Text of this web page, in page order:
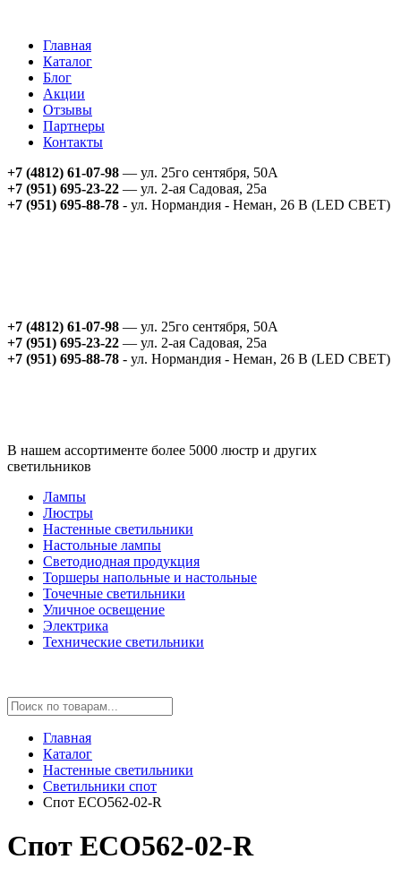
Главная
Каталог
Блог
Акции
Отзывы
Партнеры
Контакты
+7 (4812) 61-07-98 — ул. 25го сентября, 50А
+7 (951) 695-23-22 — ул. 2-ая Садовая, 25а
+7 (951) 695-88-78 - ул. Нормандия - Неман, 26 В (LED СВЕТ)
+7 (4812) 61-07-98 — ул. 25го сентября, 50А
+7 (951) 695-23-22 — ул. 2-ая Садовая, 25а
+7 (951) 695-88-78 - ул. Нормандия - Неман, 26 В (LED СВЕТ)
В нашем ассортименте более 5000 люстр и других
светильников
Лампы
Люстры
Настенные светильники
Настольные лампы
Светодиодная продукция
Торшеры напольные и настольные
Точечные светильники
Уличное освещение
Электрика
Технические светильники
Главная
Каталог
Настенные светильники
Светильники спот
Спот ECO562-02-R
Спот ECO562-02-R